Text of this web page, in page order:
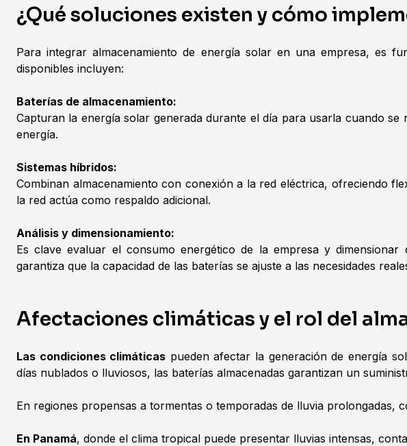
¿Qué soluciones existen y cómo
Para integrar almacenamiento de energía solar en una empresa, es
disponibles incluyen:
Baterías de almacenamiento:
Capturan la energía solar generada durante el día para usarla cuando
energía.
Sistemas híbridos:
Combinan almacenamiento con conexión a la red eléctrica, ofreciendo
la red actúa como respaldo adicional.
Análisis y dimensionamiento:
Es clave evaluar el consumo energético de la empresa y
garantiza que la capacidad de las baterías se ajuste a las necesidades
Afectaciones climáticas y el rol del
Las condiciones climáticas pueden afectar la generación de energía
días nublados o lluviosos, las baterías almacenadas garantizan un
En regiones propensas a tormentas o temporadas de lluvia prolongadas,
En Panamá, donde el clima tropical puede presentar lluvias intensas,